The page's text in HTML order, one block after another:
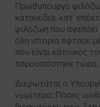
Πρωθυπουργό
κατοικίδια, κατ’
φιλόζωη που αγαπάει
όλη ιστορία έφτασε
που είναι κάτοικος
παρουσιάστηκε τώρα,
Διερωτάται ο
νωρίτερα: Πόσες